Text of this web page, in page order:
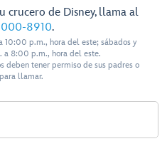
crucero de Disney, llama al
8910.
10:00 p.m., hora del este; sábados y
a 8:00 p.m., hora del este.
deben tener permiso de sus padres o
llamar.